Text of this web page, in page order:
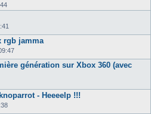
rgb jamma
génération sur Xbox 360 (avec
- Heeeelp !!!